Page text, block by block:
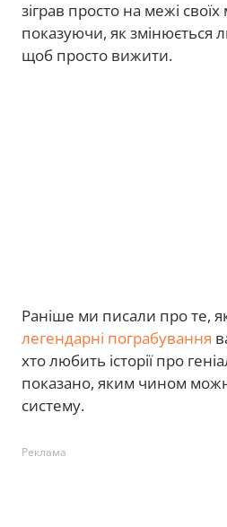
зіграв просто на межі
показуючи, як змінюється
щоб просто вижити.
Раніше ми писали про те,
легендарні пограбування
хто любить історії про
показано, яким чином
систему.
Реклама